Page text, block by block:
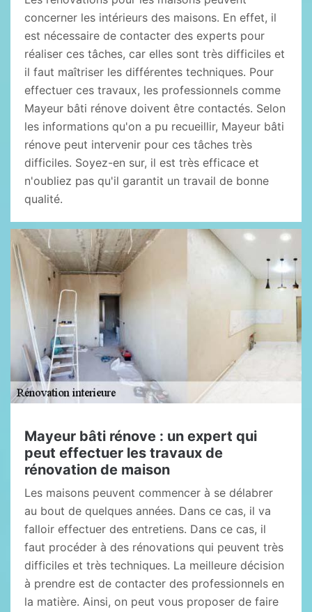
concerner les intérieurs des maisons. En effet, il
est nécessaire de contacter des experts pour
réaliser ces tâches, car elles sont très difficiles et
il faut maîtriser les différentes techniques. Pour
effectuer ces travaux, les professionnels comme
Mayeur bâti rénove doivent être contactés. Selon
les informations qu'on a pu recueillir, Mayeur bâti
rénove peut intervenir pour ces tâches très
difficiles. Soyez-en sur, il est très efficace et
n'oubliez pas qu'il garantit un travail de bonne
qualité.
Mayeur bâti rénove : un expert qui
peut effectuer les travaux de
rénovation de maison
Les maisons peuvent commencer à se délabrer
au bout de quelques années. Dans ce cas, il va
falloir effectuer des entretiens. Dans ce cas, il
faut procéder à des rénovations qui peuvent très
difficiles et très techniques. La meilleure décision
à prendre est de contacter des professionnels en
la matière. Ainsi, on peut vous proposer de faire